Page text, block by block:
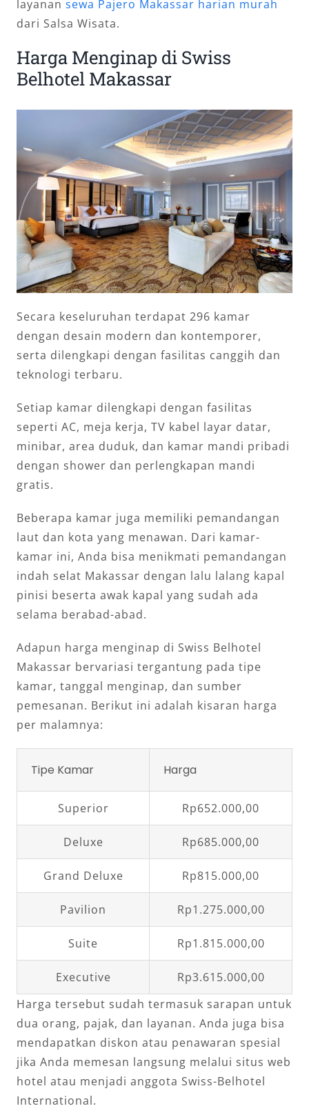
layanan sewa Pajero Makassar harian murah
dari Salsa Wisata.
Harga Menginap di Swiss
Belhotel Makassar
Secara keseluruhan terdapat 296 kamar
dengan desain modern dan kontemporer,
serta dilengkapi dengan fasilitas canggih dan
teknologi terbaru.
Setiap kamar dilengkapi dengan fasilitas
seperti AC, meja kerja, TV kabel layar datar,
minibar, area duduk, dan kamar mandi pribadi
dengan shower dan perlengkapan mandi
gratis.
Beberapa kamar juga memiliki pemandangan
laut dan kota yang menawan. Dari kamar-
kamar ini, Anda bisa menikmati pemandangan
indah selat Makassar dengan lalu lalang kapal
pinisi beserta awak kapal yang sudah ada
selama berabad-abad.
Adapun harga menginap di Swiss Belhotel
Makassar bervariasi tergantung pada tipe
kamar, tanggal menginap, dan sumber
pemesanan. Berikut ini adalah kisaran harga
per malamnya:
Tipe Kamar Harga
Superior Rp652.000,00
Deluxe Rp685.000,00
Grand Deluxe Rp815.000,00
Pavilion Rp1.275.000,00
Suite Rp1.815.000,00
Executive
Rp3.615.000,00
Harga tersebut sudah termasuk sarapan untuk
dua orang, pajak, dan layanan. Anda juga bisa
mendapatkan diskon atau penawaran spesial
jika Anda memesan langsung melalui situs web
hotel atau menjadi anggota Swiss-Belhotel
International.